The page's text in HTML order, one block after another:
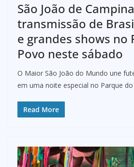
São João de
transmissão de
e grandes shows no
Povo neste sábado
O Maior São João do Mundo une
em uma noite especial no Parque
Read More